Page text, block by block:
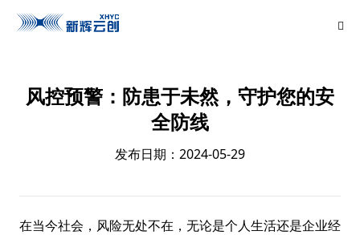
风控预警：防患于未然，守护您的安
全防线
发布日期：2024-05-29
在当今社会，风险无处不在，无论是个人生活还是企业经